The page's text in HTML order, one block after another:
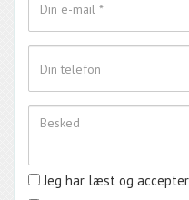
Jeg har læst og